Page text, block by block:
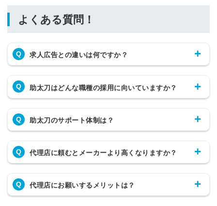
よくある質問！
Q 求人広告との違いは何ですか？
Q 助太刀はどんな職種の採用に向いていますか？
Q 助太刀のサポート体制は？
Q 代理店に頼むとメーカーより高くなりますか？
Q 代理店にお願いするメリットは？